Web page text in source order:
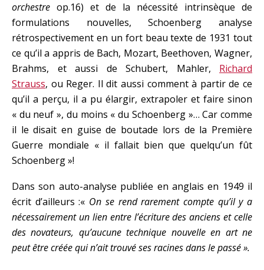
orchestre op.16) et de la nécessité intrinsèque de
formulations nouvelles, Schoenberg analyse
rétrospectivement en un fort beau texte de 1931 tout
ce qu’il a appris de Bach, Mozart, Beethoven, Wagner,
Brahms, et aussi de Schubert, Mahler, Richard
Strauss, ou Reger. Il dit aussi comment à partir de ce
qu’il a perçu, il a pu élargir, extrapoler et faire sinon
« du neuf », du moins « du Schoenberg »… Car comme
il le disait en guise de boutade lors de la Première
Guerre mondiale « il fallait bien que quelqu’un fût
Schoenberg »!
Dans son auto-analyse publiée en anglais en 1949 il
écrit d’ailleurs :« On se rend rarement compte qu’il y a
nécessairement un lien entre l’écriture des anciens et celle
des novateurs, qu’aucune technique nouvelle en art ne
peut être créée qui n’ait trouvé ses racines dans le passé ».